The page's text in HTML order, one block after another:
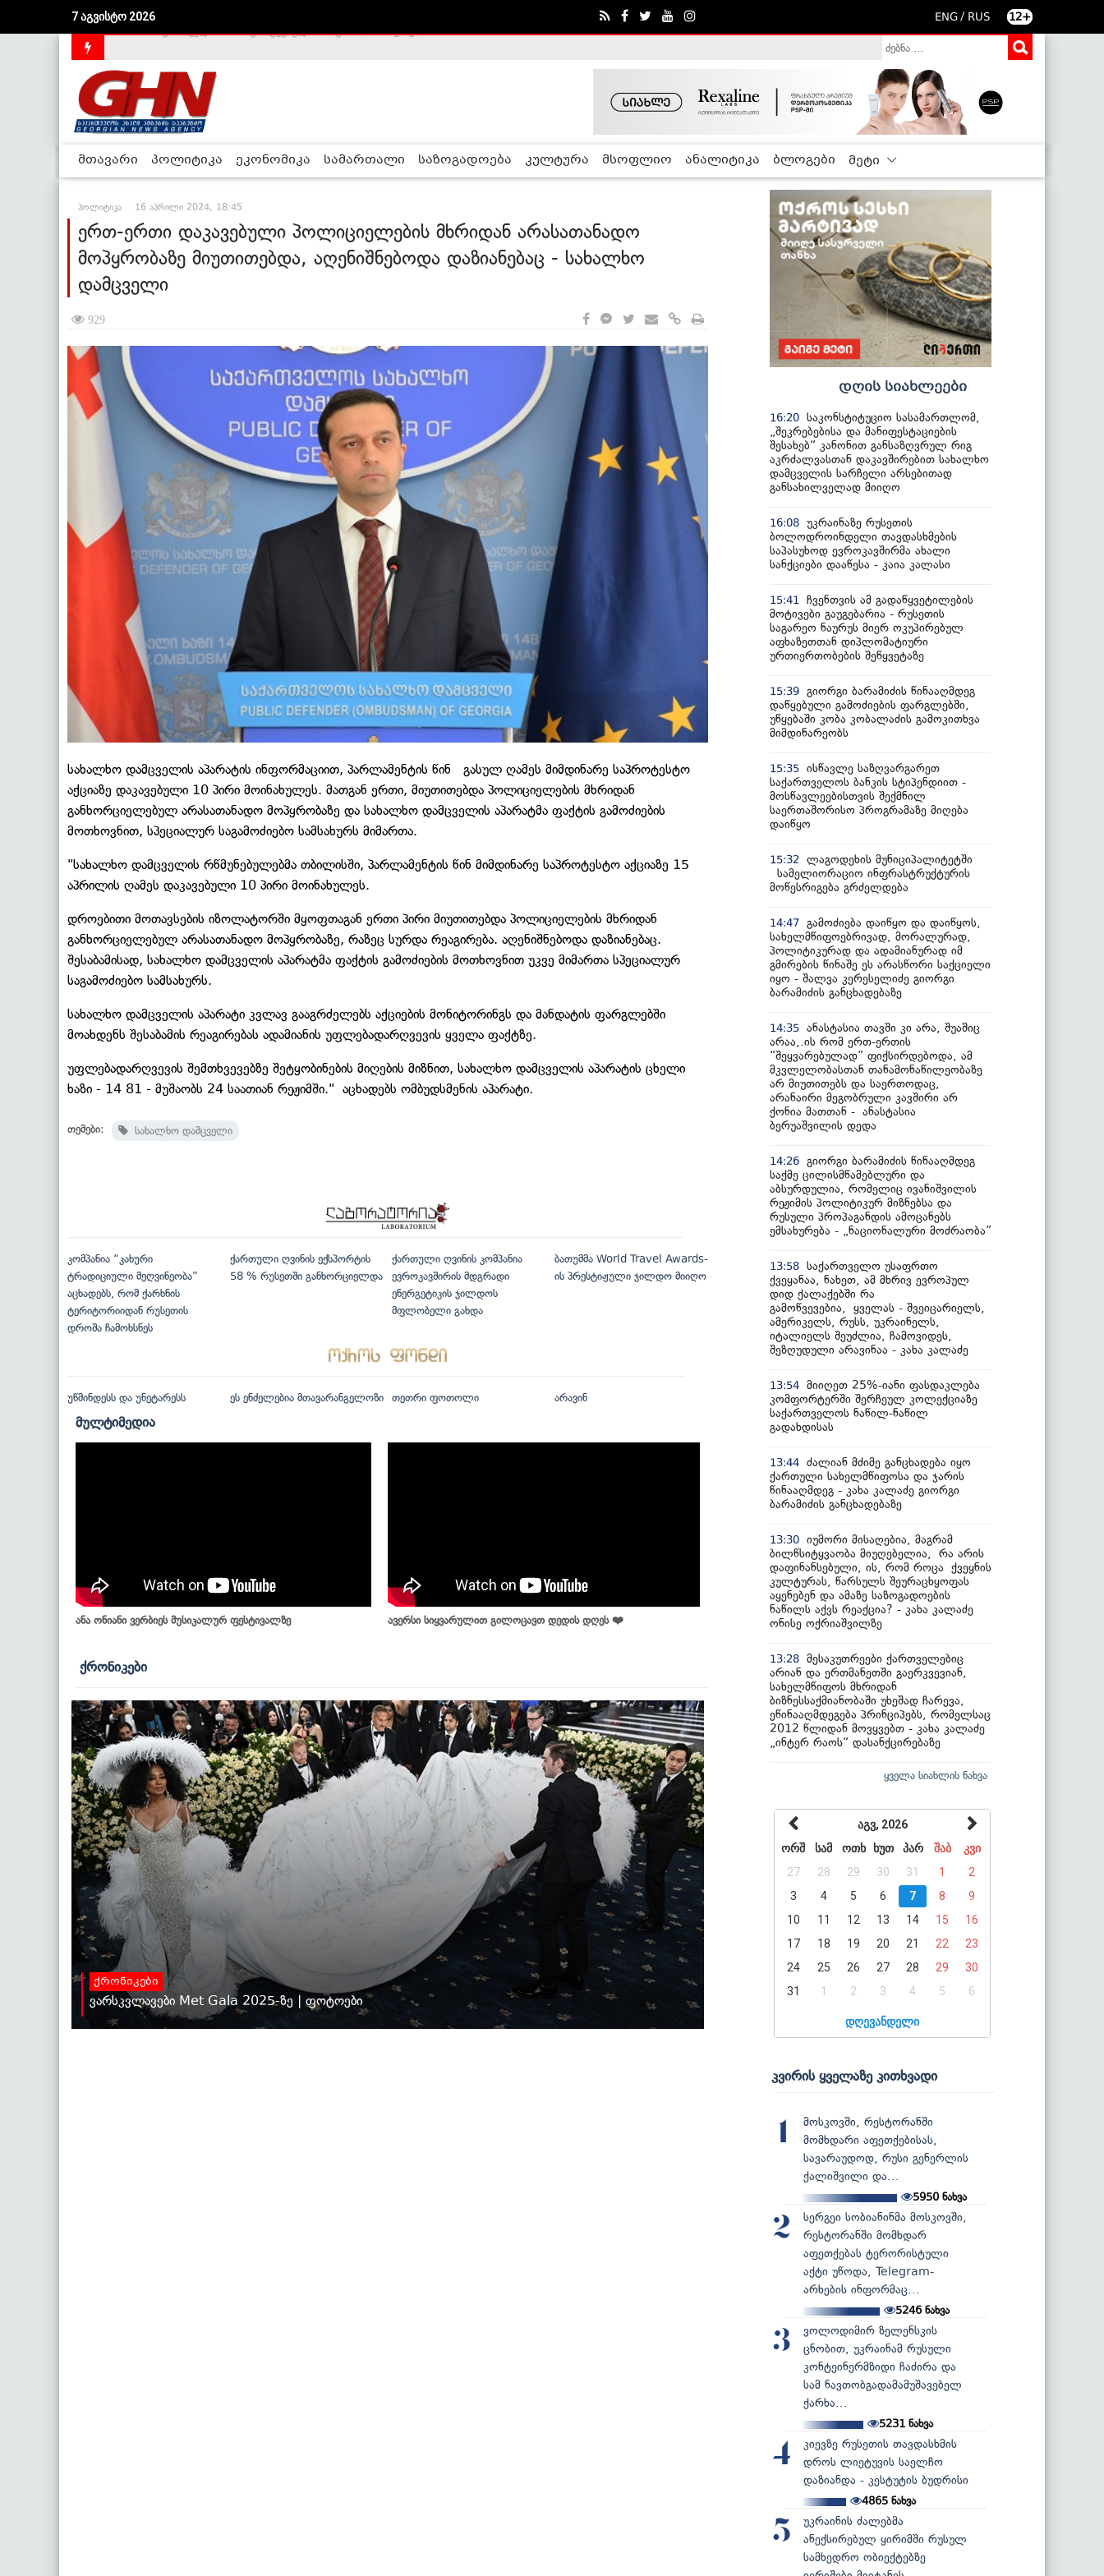
7 აგვისტო 2026 ENG / RUS 12+
მთავარი პოლიტიკა ეკონომიკა სამართალი საზოგადოება კულტურა მსოფლიო ანალიტიკა ბლოგები მეტი
პოლიტიკა 16 აპრილი 2024, 18:45
ერთ-ერთი დაკავებული პოლიციელების მხრიდან არასათანადო
მოპყრობაზე მიუთითებდა, აღენიშნებოდა დაზიანებაც - სახალხო
დამცველი
929
სახალხო დამცველის აპარატის ინფორმაციით, პარლამენტის წინ გასულ ღამეს მიმდინარე საპროტესტო
აქციაზე დაკავებული 10 პირი მოინახულეს. მათგან ერთი, მიუთითებდა პოლიციელების მხრიდან
განხორციელებულ არასათანადო მოპყრობაზე და სახალხო დამცველის აპარატმა ფაქტის გამოძიების
მოთხოვნით, სპეციალურ საგამოძიებო სამსახურს მიმართა.
"სახალხო დამცველის რწმუნებულებმა თბილისში, პარლამენტის წინ მიმდინარე საპროტესტო აქციაზე 15
აპრილის ღამეს დაკავებული 10 პირი მოინახულეს.
დროებითი მოთავსების იზოლატორში მყოფთაგან ერთი პირი მიუთითებდა პოლიციელების მხრიდან
განხორციელებულ არასათანადო მოპყრობაზე, რაზეც სურდა რეაგირება. აღენიშნებოდა დაზიანებაც.
შესაბამისად, სახალხო დამცველის აპარატმა ფაქტის გამოძიების მოთხოვნით უკვე მიმართა სპეციალურ
საგამოძიებო სამსახურს.
სახალხო დამცველის აპარატი კვლავ გააგრძელებს აქციების მონიტორინგს და მანდატის ფარგლებში
მოახდენს შესაბამის რეაგირებას ადამიანის უფლებადარღვევის ყველა ფაქტზე.
უფლებადარღვევის შემთხვევებზე შეტყობინების მიღების მიზნით, სახალხო დამცველის აპარატის ცხელი
ხაზი - 14 81 - მუშაობს 24 საათიან რეჟიმში." აცხადებს ომბუდსმენის აპარატი.
თემები: სახალხო დამცველი
კომპანია “კახური
ტრადიციული მეღვინეობა”
აცხადებს, რომ ქარხნის
ტერიტორიიდან რუსეთის
დროშა ჩამოხსნეს
ქართული ღვინის ექსპორტის
58 % რუსეთში განხორციელდა
ქართული ღვინის კომპანია
ევროკავშირის მდგრადი
ენერგეტიკის ჯილდოს
მფლობელი გახდა
ბათუმმა World Travel Awards-
ის პრესტიჟული ჯილდო მიიღო
უწმინდესს და უნეტარესს ეს ენძელებია მთავარანგელოზი თეთრი ფოთოლი არავინ
მულტიმედია
ანა ონიანი ვერბიეს მუსიკალურ ფესტივალზე ავერსი სიყვარულით გილოცავთ დედის დღეს ❤️
ქრონიკები
ქრონიკები
ვარსკვლავები Met Gala 2025-ზე | ფოტოები
დღის სიახლეები
16:20 საკონსტიტუციო სასამართლომ,
„შეკრებებისა და მანიფესტაციების
შესახებ“ კანონით განსაზღვრულ რიგ
აკრძალვასთან დაკავშირებით სახალხო
დამცველის სარჩელი არსებითად
განსახილველად მიიღო
16:08 უკრაინაზე რუსეთის
ბოლოდროინდელი თავდასხმების
საპასუხოდ ევროკავშირმა ახალი
სანქციები დააწესა - კაია კალასი
15:41
ჩვენთვის ამ გადაწყვეტილების
მოტივები გაუგებარია - რუსეთის
საგარეო ნაურუს მიერ ოკუპირებულ
აფხაზეთთან დიპლომატიური
ურთიერთობების შეწყვეტაზე
15:39 გიორგი ბარამიძის წინააღმდეგ
დაწყებული გამოძიების ფარგლებში,
უწყებაში კობა კობალაძის გამოკითხვა
მიმდინარეობს
15:35 ისწავლე საზღვარგარეთ
საქართველოს ბანკის სტიპენდიით -
მოსწავლეებისთვის შექმნილ
საერთაშორისო პროგრამაზე მიღება
დაიწყო
15:32
ლაგოდეხის მუნიციპალიტეტში
სამელიორაციო ინფრასტრუქტურის
მოწესრიგება გრძელდება
14:47 გამოძიება დაიწყო და დაიწყოს,
სახელმწიფოებრივად, მორალურად,
პოლიტიკურად და ადამიანურად იმ
გმირების წინაშე ეს არასწორი საქციელი
იყო - შალვა კერესელიძე გიორგი
ბარამიძის განცხადებაზე
14:35 ანასტასია თავში კი არა, შუაშიც
არაა,.ის რომ ერთ-ერთის
“შეყვარებულად” ფიქსირდებოდა, ამ
მკვლელობასთან თანამონაწილეობაზე
არ მიუთითებს და საერთოდაც,
არანაირი მეგობრული კავშირი არ
ქონია მათთან - ანასტასია
ბერუაშვილის დედა
14:26 გიორგი ბარამიძის წინააღმდეგ
საქმე ცილისმწამებლური და
აბსურდულია, რომელიც ივანიშვილის
რეჟიმის პოლიტიკურ მიზნებსა და
რუსული პროპაგანდის ამოცანებს
ემსახურება - „ნაციონალური მოძრაობა”
13:58 საქართველო უსაფრთო
ქვეყანაა, ნახეთ, ამ მხრივ ევროპულ
დიდ ქალაქებში რა
გამოწვევებია, ყველას - შვეიცარიელს,
ამერიკელს, რუსს, უკრაინელს,
იტალიელს შეუძლია, ჩამოვიდეს,
შეზღუდული არავინაა - კახა კალაძე
13:54 მიიღეთ 25%-იანი ფასდაკლება
კომფორტერში შერჩეულ კოლექციაზე
საქართველოს ნაწილ-ნაწილ
გადახდისას
13:44 ძალიან მძიმე განცხადება იყო
ქართული სახელმწიფოსა და ჯარის
წინააღმდეგ - კახა კალაძე გიორგი
ბარამიძის განცხადებაზე
13:30 იუმორი მისაღებია, მაგრამ
ბილწსიტყვაობა მიუღებელია, რა არის
დაფინანსებული, ის, რომ როცა ქვეყნის
კულტურას, წარსულს შეურაცხყოფას
აყენებენ და ამაზე საზოგადოების
ნაწილს აქვს რეაქცია? - კახა კალაძე
ონისე ოქრიაშვილზე
13:28 მესაკუთრეები ქართველებიც
არიან და ერთმანეთში გაერკვევიან,
სახელმწიფოს მხრიდან
ბიზნესსაქმიანობაში უხეშად ჩარევა,
ეწინააღმდეგება პრინციპებს, რომელსაც
2012 წლიდან მოვყვებთ - კახა კალაძე
„ინტერ რაოს“ დასანქცირებაზე
ყველა სიახლის ნახვა
აგვ, 2026
ორშ
სამ ოთხ ხუთ პარ შაბ
კვი
27
28 29 30 31 1
2
3
4 5 6 7 8
9
10
11 12 13 14 15
16
17
18 19 20 21 22
23
24
25 26 27 28 29
30
31
1 2 3 4 5 6
დღევანდელი
კვირის ყველაზე კითხვადი
1
მოსკოვში, რესტორანში
მომხდარი აფეთქებისას,
სავარაუდოდ, რუსი გენერლის
ქალიშვილი და...
5950ნახვა
2
სერგეი სობიანინმა მოსკოვში,
რესტორანში მომხდარ
აფეთქებას ტერორისტული
აქტი უწოდა, Telegram-
არხების ინფორმაც...
5246ნახვა
3
ვოლოდიმირ ზელენსკის
ცნობით, უკრაინამ რუსული
კონტეინერმზიდი ჩაძირა და
სამ ნავთობგადამამუშავებელ
ქარხა...
5231ნახვა
4
კიევზე რუსეთის თავდასხმის
დროს ლიეტუვის საელჩო
დაზიანდა - კესტუტის ბუდრისი
4865ნახვა
5
უკრაინის ძალებმა
ანექსირებულ ყირიმში რუსულ
სამხედრო ობიექტებზე